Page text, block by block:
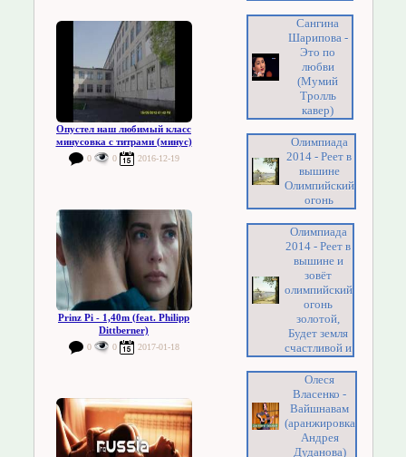
Опустел наш любимый класс
минусовка с титрами (минус)
0 0 2016-12-19
Prinz Pi - 1,40m (feat. Philipp
Dittberner)
0 0 2017-01-18
Сангина
Шарипова -
Это по
любви
(Мумий
Тролль
кавер)
Олимпиада
2014 - Реет в
вышине
Олимпийский
огонь
Олимпиада
2014 - Реет в
вышине и
зовёт
олимпийский
огонь
золотой,
Будет земля
счастливой и
Олеся
Власенко -
Вайшнавам
(аранжировка
Андрея
Дуданова)